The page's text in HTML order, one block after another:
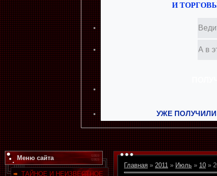
И
УЖЕ
Меню сайта
ТАЙНОЕ И НЕИЗВЕСТНОЕ
Главная » 2011 » Июль » 10 »